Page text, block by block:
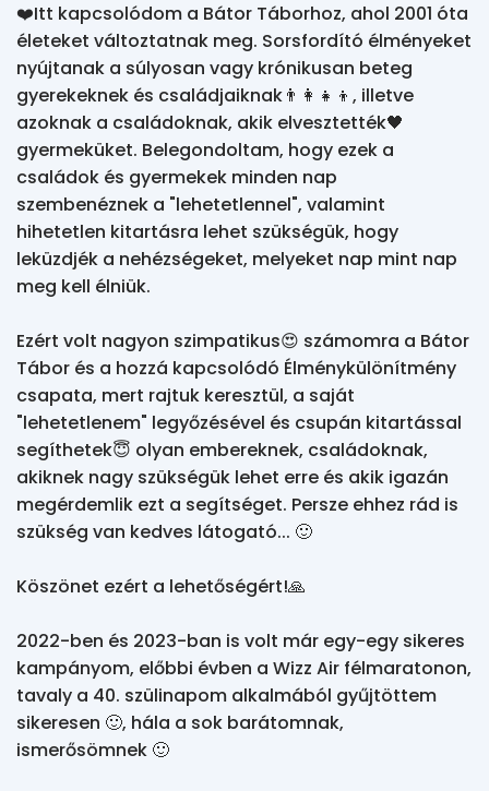
❤️Itt kapcsolódom a Bátor Táborhoz, ahol 2001 óta
életeket változtatnak meg. Sorsfordító élményeket
nyújtanak a súlyosan vagy krónikusan beteg
gyerekeknek és családjaiknak👨‍👩‍👧‍👦, illetve
azoknak a családoknak, akik elvesztették🖤
gyermeküket. Belegondoltam, hogy ezek a
családok és gyermekek minden nap
szembenéznek a "lehetetlennel", valamint
hihetetlen kitartásra lehet szükségük, hogy
leküzdjék a nehézségeket, melyeket nap mint nap
meg kell élniük.
Ezért volt nagyon szimpatikus😍 számomra a Bátor
Tábor és a hozzá kapcsolódó Élménykülönítmény
csapata, mert rajtuk keresztül, a saját
"lehetetlenem" legyőzésével és csupán kitartással
segíthetek😇 olyan embereknek, családoknak,
akiknek nagy szükségük lehet erre és akik igazán
megérdemlik ezt a segítséget. Persze ehhez rád is
szükség van kedves látogató... 🙂
Köszönet ezért a lehetőségért!🙏
2022-ben és 2023-ban is volt már egy-egy sikeres
kampányom, előbbi évben a Wizz Air félmaratonon,
tavaly a 40. szülinapom alkalmából gyűjtöttem
sikeresen 🙂, hála a sok barátomnak,
ismerősömnek 🙂